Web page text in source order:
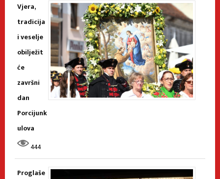
Vjera,
tradicija
i veselje
obilježit
će
završni
dan
Porcijunk
ulova
444
Proglaše